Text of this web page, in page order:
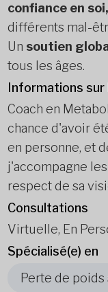
confiance en
différents mal-
Un soutien
tous les âges.
Informations
Coach en
chance d'avoir
en personne, et
j'accompagne
respect de sa
Consultations
Virtuelle, En
Spécialisé(e) en
Perte de poids